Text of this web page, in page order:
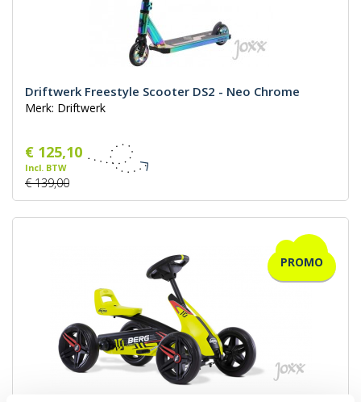
Driftwerk Freestyle Scooter DS2 - Neo Chrome
Merk: Driftwerk
€ 125,10
Incl. BTW
€ 139,00
PROMO